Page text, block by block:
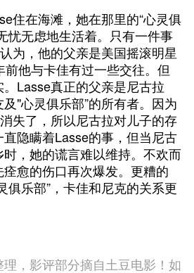
住在海滩，她在那里的“心灵俱
忧无虑地生活着。只有一件事
为，他的父亲是美国摇滚明星
他与卡佳有过一些交往。但
Lasse真正的父亲是尼古拉
"心灵俱乐部”的所有者。因为
失了，所以尼古拉对儿子的存
隐瞒着Lasse的事，但当尼古
，她的谎言难以维持。不欢而
愈的伤口再次爆发。更糟的
俱乐部”，卡佳和尼克的关系更
，影评部分摘自土豆电影！如